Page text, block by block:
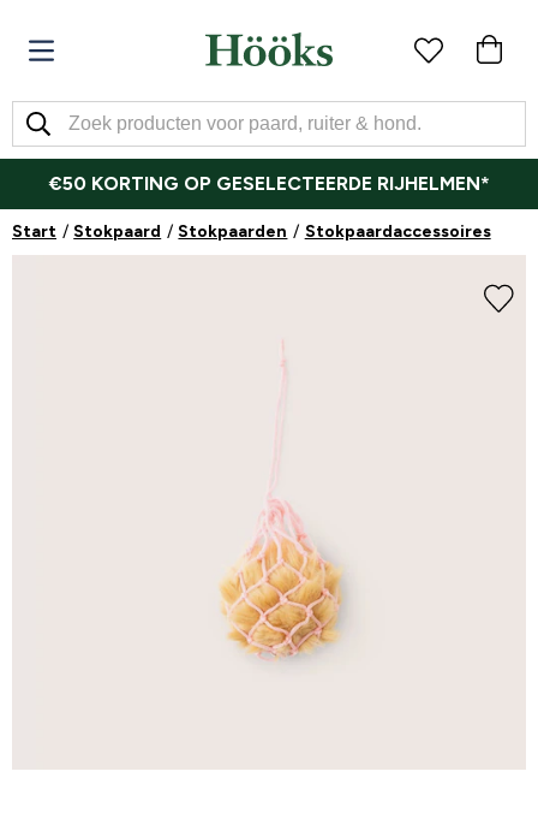
€50 KORTING OP GESELECTEERDE RIJHELMEN*
Start Stokpaard Stokpaarden Stokpaardaccessoires